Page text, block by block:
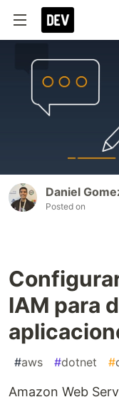
Daniel
Posted on
IAM para
#aws #dotnet #
Amazon Web